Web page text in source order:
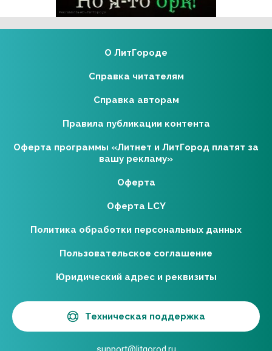
Реклама 16+ АО «ЛитГород»
О ЛитГороде
Справка читателям
Справка авторам
Правила публикации контента
Оферта программы «Литнет и ЛитГород платят за
вашу рекламу»
Оферта
Оферта LCY
Политика обработки персональных данных
Пользовательское соглашение
Юридический адрес и реквизиты
Техническая поддержка